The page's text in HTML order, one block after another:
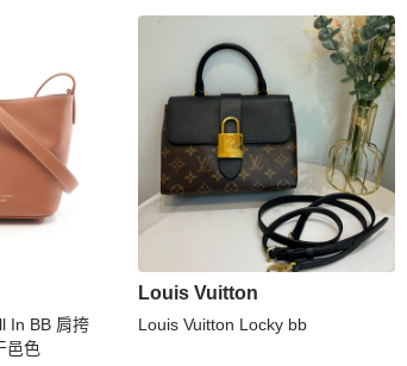
In BB 肩挎
邑色
Louis Vuitton
Louis Vuitton Locky bb